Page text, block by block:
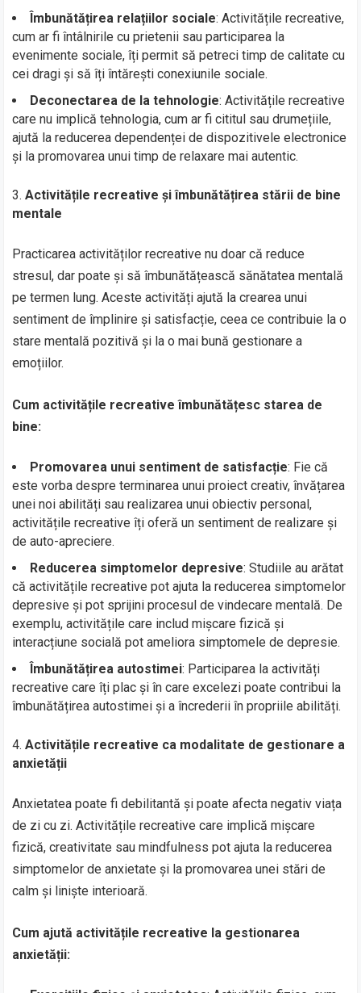
Îmbunătățirea relațiilor sociale: Activitățile recreative,
cum ar fi întâlnirile cu prietenii sau participarea la
evenimente sociale, îți permit să petreci timp de calitate cu
cei dragi și să îți întărești conexiunile sociale.
Deconectarea de la tehnologie: Activitățile recreative
care nu implică tehnologia, cum ar fi cititul sau drumețiile,
ajută la reducerea dependenței de dispozitivele electronice
și la promovarea unui timp de relaxare mai autentic.
Activitățile recreative și îmbunătățirea stării de bine
mentale
Practicarea activităților recreative nu doar că reduce
stresul, dar poate și să îmbunătățească sănătatea mentală
pe termen lung. Aceste activități ajută la crearea unui
sentiment de împlinire și satisfacție, ceea ce contribuie la o
stare mentală pozitivă și la o mai bună gestionare a
emoțiilor.
Cum activitățile recreative îmbunătățesc starea de
bine:
Promovarea unui sentiment de satisfacție: Fie că
este vorba despre terminarea unui proiect creativ, învățarea
unei noi abilități sau realizarea unui obiectiv personal,
activitățile recreative îți oferă un sentiment de realizare și
de auto-apreciere.
Reducerea simptomelor depresive: Studiile au arătat
că activitățile recreative pot ajuta la reducerea simptomelor
depresive și pot sprijini procesul de vindecare mentală. De
exemplu, activitățile care includ mișcare fizică și
interacțiune socială pot ameliora simptomele de depresie.
Îmbunătățirea autostimei: Participarea la activități
recreative care îți plac și în care excelezi poate contribui la
îmbunătățirea autostimei și a încrederii în propriile abilități.
Activitățile recreative ca modalitate de gestionare a
anxietății
Anxietatea poate fi debilitantă și poate afecta negativ viața
de zi cu zi. Activitățile recreative care implică mișcare
fizică, creativitate sau mindfulness pot ajuta la reducerea
simptomelor de anxietate și la promovarea unei stări de
calm și liniște interioară.
Cum ajută activitățile recreative la gestionarea
anxietății: